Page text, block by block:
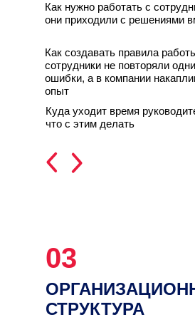
Как нужно работать с
они приходили с решениями
Куда уходит время
что с этим делать
Как создавать правила
сотрудники не повторяли
ошибки, а в компании
опыт
03
СТРУКТУРА
ТРЕТИЙ ДЕНЬ